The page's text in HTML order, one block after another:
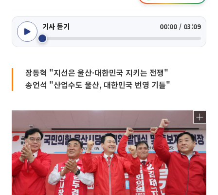
기사 듣기 00:00 / 03:09
장동혁 "지선은 울산·대한민국 지키는 전쟁"
송언석 "산업수도 울산, 대한민국 번영 기틀"